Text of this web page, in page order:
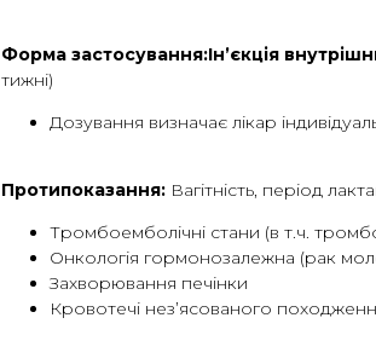
Форма застосування:Ін’єкція
тижні)
Дозування визначає лікар
Протипоказання: Вагітність, період
Тромбоемболічні стани (в т.ч.
Онкологія гормонозалежна (рак
Захворювання печінки
Кровотечі нез’ясованого